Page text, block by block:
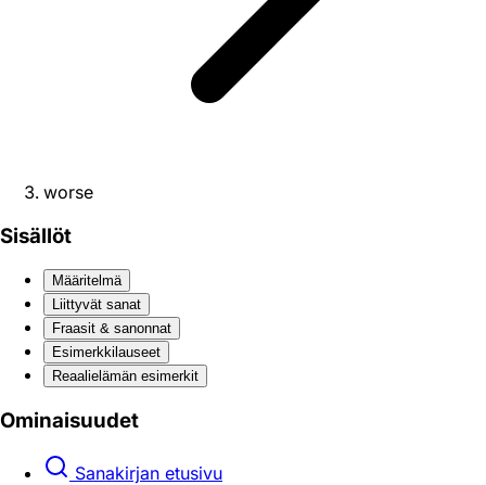
worse
Sisällöt
Määritelmä
Liittyvät sanat
Fraasit & sanonnat
Esimerkkilauseet
Reaali­elämän esimerkit
Ominaisuudet
Sanakirjan etusivu